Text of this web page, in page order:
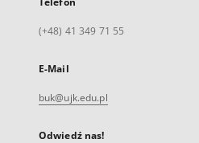
(+48) 41 349 71 55
E-Mail
buk@ujk.edu.pl
Odwiedź nas!